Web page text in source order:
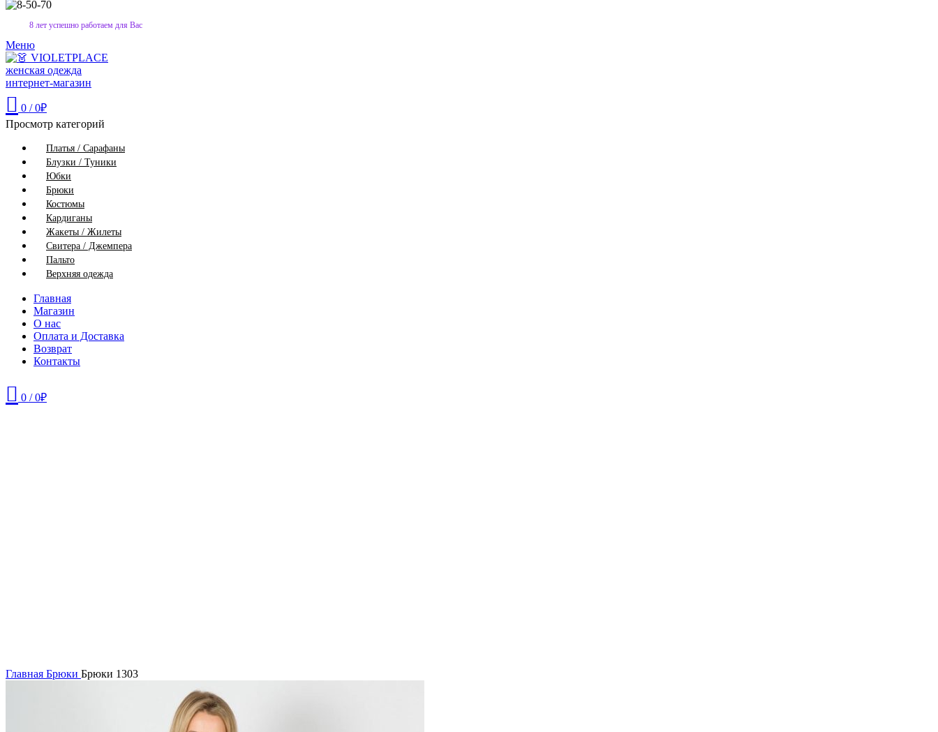
8 лет успешно работаем для Вас
Меню
0 / 0₽
Просмотр категорий
Платья / Сарафаны
Блузки / Туники
Юбки
Брюки
Костюмы
Кардиганы
Жакеты / Жилеты
Свитера / Джемпера
Пальто
Верхняя одежда
Главная
Магазин
О нас
Оплата и Доставка
Возврат
Контакты
0 / 0₽
Главная Брюки Брюки 1303